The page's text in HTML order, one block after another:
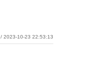
/ 2023-10-23 22:53:13